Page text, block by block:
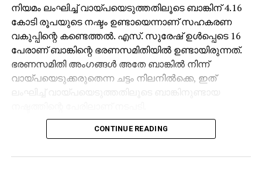
നിയമം ലംഘിച്ച് വായ്പയെടുത്തതിലൂടെ ബാങ്കിന് 4.16
കോടി രൂപയുടെ നഷ്ടം ഉണ്ടായെന്നാണ് സഹകരണ
വകുപ്പിന്റെ കണ്ടെത്തല്‍. എസ്. സുരേഷ് ഉള്‍പ്പെടെ 16
പേരാണ് ബാങ്കിന്റെ ഭരണസമിതിയില്‍ ഉണ്ടായിരുന്നത്.
ഭരണസമിതി അംഗങ്ങള്‍ അതേ ബാങ്കില്‍ നിന്ന്
വായ്പയെടുക്കരുതെന്ന ചട്ടം നിലനില്‍ക്കെ, ഇത്
ലംഘിച്ച് വായ്പയെടുത്തതിലൂടെ ബാങ്കിനുണ്ടായ
ഭരണസമിതി അംഗങ്ങളായ 16 പേരും പണം
ആര്‍.എസ്.എസ് മുന്‍ വിഭാഗ് ശാരീരിക പ്രമുഖുമായ ജി.
CONTINUE READING